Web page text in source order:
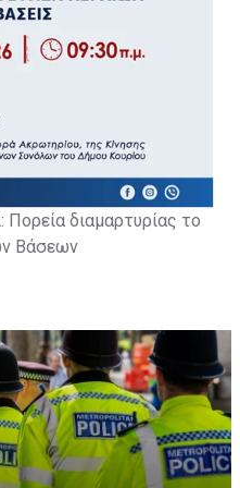
Πορεία διαμαρτυρίας το
Βάσεων